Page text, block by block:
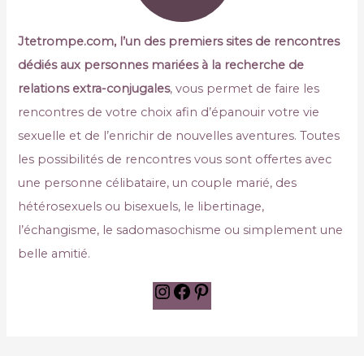
Jtetrompe.com, l’un des premiers sites de rencontres
dédiés aux personnes mariées à la recherche de
relations extra-conjugales, vous permet de faire les
rencontres de votre choix afin d’épanouir votre vie
sexuelle et de l’enrichir de nouvelles aventures. Toutes
les possibilités de rencontres vous sont offertes avec
une personne célibataire, un couple marié, des
hétérosexuels ou bisexuels, le libertinage,
l’échangisme, le sadomasochisme ou simplement une
belle amitié.